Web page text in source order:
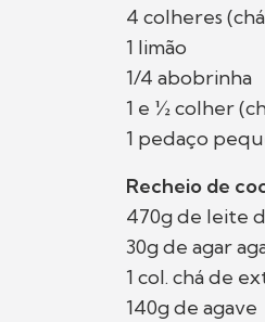
4 colheres
1 limão
1/4 abobrinha
1 e ½ colher
1 pedaço
Recheio de
470g de leite
30g de agar
1 col. chá de
140g de agave